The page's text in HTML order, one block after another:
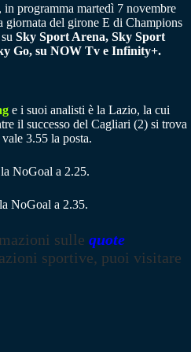
programma martedì 7 novembre
giornata del girone E di Champions
Sky Sport Arena, Sky Sport
Go, su NOW Tv e Infinity+.
e i suoi analisti è la Lazio, la cui
il successo del Cagliari (2) si trova
3.55 la posta.
NoGoal a 2.25.
NoGoal a 2.35.
sulle quote
sportive, puoi visitare